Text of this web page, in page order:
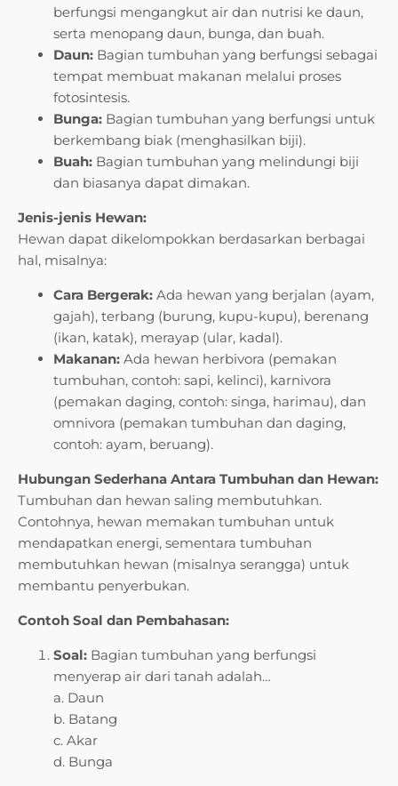
berfungsi mengangkut air dan nutrisi ke daun,
serta menopang daun, bunga, dan buah.
Daun: Bagian tumbuhan yang berfungsi sebagai
tempat membuat makanan melalui proses
fotosintesis.
Bunga: Bagian tumbuhan yang berfungsi untuk
berkembang biak (menghasilkan biji).
Buah: Bagian tumbuhan yang melindungi biji
dan biasanya dapat dimakan.
Jenis-jenis Hewan:
Hewan dapat dikelompokkan berdasarkan berbagai
hal, misalnya:
Cara Bergerak: Ada hewan yang berjalan (ayam,
gajah), terbang (burung, kupu-kupu), berenang
(ikan, katak), merayap (ular, kadal).
Makanan: Ada hewan herbivora (pemakan
tumbuhan, contoh: sapi, kelinci), karnivora
(pemakan daging, contoh: singa, harimau), dan
omnivora (pemakan tumbuhan dan daging,
contoh: ayam, beruang).
Hubungan Sederhana Antara Tumbuhan dan Hewan:
Tumbuhan dan hewan saling membutuhkan.
Contohnya, hewan memakan tumbuhan untuk
mendapatkan energi, sementara tumbuhan
membutuhkan hewan (misalnya serangga) untuk
membantu penyerbukan.
Contoh Soal dan Pembahasan:
Soal: Bagian tumbuhan yang berfungsi
menyerap air dari tanah adalah…
a. Daun
b. Batang
c. Akar
d. Bunga